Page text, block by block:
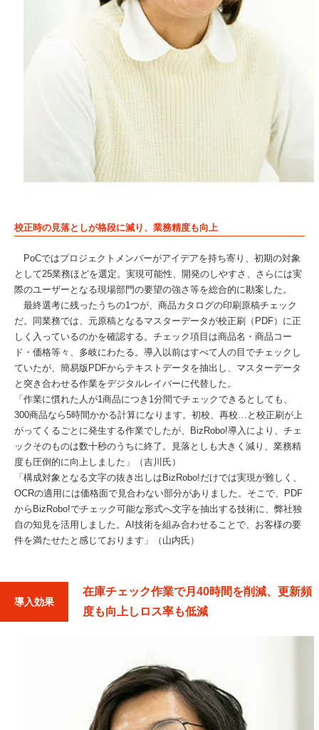
校正時の見落としが格段に減り、業務精度も向上
PoCではプロジェクトメンバーがアイデアを持ち寄り、初期の対象
として25業務ほどを選定。実現可能性、開発のしやすさ、さらには実
際のユーザーとなる現場部門の要望の強さ等を総合的に勘案した。
最終選考に残ったうちの1つが、商品カタログの印刷原稿チェック
だ。同業務では、元原稿となるマスターデータが校正刷（PDF）に正
しく入っているのかを確認する。チェック項目は商品名・商品コー
ド・価格等々、多岐にわたる。導入以前はすべて人の目でチェックし
ていたが、簡易版PDFからテキストデータを抽出し、マスターデータ
と突き合わせる作業をデジタルレイバーに代替した。
「作業に慣れた人が1商品につき1分間でチェックできるとしても、
300商品なら5時間かかる計算になります。初校、再校…と校正刷が上
がってくるごとに発生する作業でしたが、BizRobo!導入により、チェ
ックそのものは数十秒のうちに終了。見落としも大きく減り、業務精
度も圧倒的に向上しました」（吉川氏）
「構成対象となる文字の抜き出しはBizRobo!だけでは実現が難しく、
OCRの適用には価格面で見合わない部分がありました。そこで、PDF
からBizRobo!でチェック可能な形式へ文字を抽出する技術に、弊社独
自の知見を活用しました。AI技術を組み合わせることで、お客様の要
件を満たせたと感じております」（山内氏）
導入効果
在庫チェック作業で月40時間を削減、更新頻
度も向上しロス率も低減